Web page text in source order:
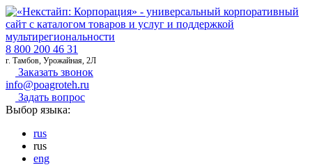
8 800 200 46 31
г. Тамбов, Урожайная, 2Л
Заказать звонок
info@poagroteh.ru
Задать вопрос
Выбор языка:
rus
rus
eng